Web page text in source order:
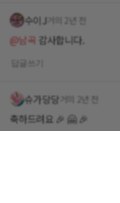
수이J 거의 2년 전
@남곡 감사합니다.
슈가당당 거의 2년 전
축하드려요 🎉 🤗 🎉